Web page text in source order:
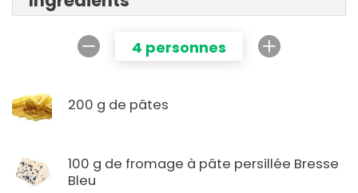
4 personnes
200 g de pâtes
100 g de fromage à pâte persillée Bresse
Bleu